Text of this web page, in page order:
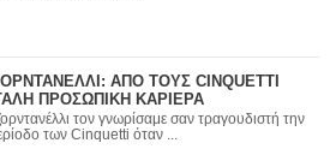
ΑΠΟ ΤΟΥΣ CINQUETTI
ΠΡΟΣΩΠΙΚΗ ΚΑΡΙΕΡΑ
σαν τραγουδιστή την
των Cinquetti όταν ...